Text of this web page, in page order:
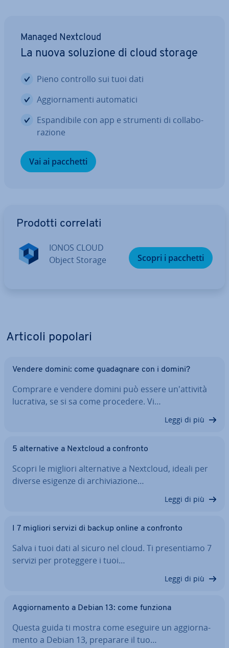
Managed Nextcloud
La nuova soluzione di cloud storage
Pieno controllo sui tuoi dati
Ag­gior­na­men­ti au­to­ma­ti­ci
Espan­di­bi­le con app e strumenti di col­la­bo­
ra­zio­ne
Vai ai pacchetti
Prodotti correlati
IONOS CLOUD
Object Storage
Scopri i pacchetti
Articoli popolari
Vendere domini: come gua­da­gna­re con i domini?
Comprare e vendere domini può essere un'at­ti­vi­tà
lucrativa, se si sa come procedere. Vi…
Leggi di più
5 al­ter­na­ti­ve a Nextcloud a confronto
Scopri le migliori al­ter­na­ti­ve a Nextcloud, ideali per
diverse esigenze di ar­chi­via­zio­ne…
Leggi di più
I 7 migliori servizi di backup online a confronto
Salva i tuoi dati al sicuro nel cloud. Ti pre­sen­tia­mo 7
servizi per pro­teg­ge­re i tuoi…
Leggi di più
Ag­gior­na­men­to a Debian 13: come funziona
Questa guida ti mostra come eseguire un ag­gior­na­
men­to a Debian 13, preparare il tuo…